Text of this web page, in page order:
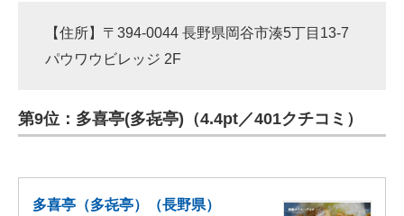
【住所】〒394-0044 長野県岡谷市湊5丁目13-7
パウワウビレッジ 2F
第9位：多喜亭(多㐂亭)（4.4pt／401クチコミ）
多喜亭（多㐂亭）（長野県）